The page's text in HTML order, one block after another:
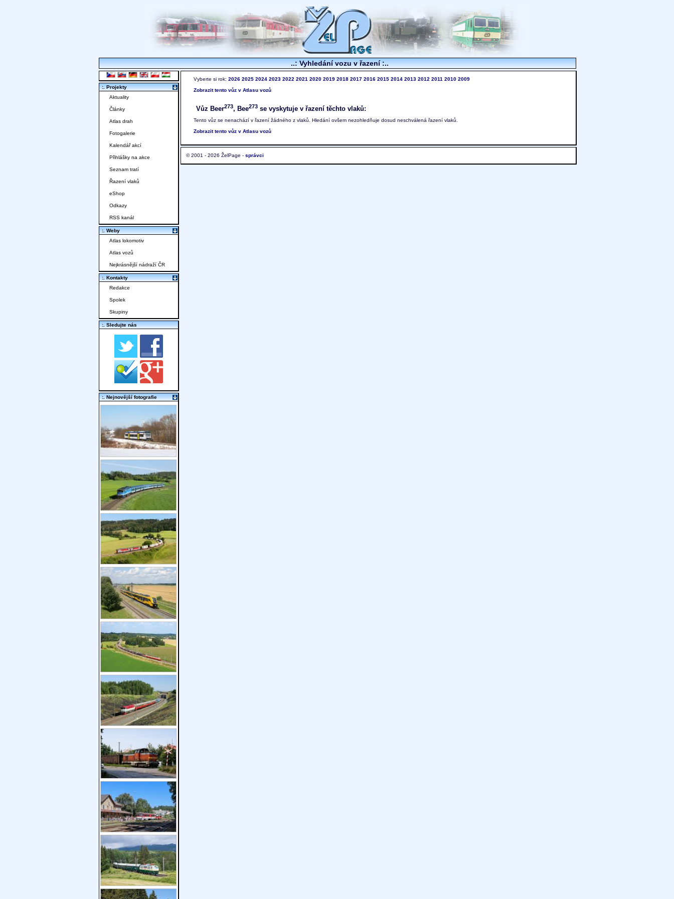
..: Vyhledání vozu v řazení :..
Vyberte si rok: 2026 2025 2024 2023 2022 2021 2020 2019 2018 2017 2016 2015 2014 2013 2012 2011 2010 2009
Zobrazit tento vůz v Atlasu vozů
Vůz Beer273, Bee273 se vyskytuje v řazení těchto vlaků:
Tento vůz se nenachází v řazení žádného z vlaků. Hledání ovšem nezohledňuje dosud neschválená řazení vlaků.
Zobrazit tento vůz v Atlasu vozů
© 2001 - 2026 ŽelPage - správci
:. Projekty
Aktuality
Články
Atlas drah
Fotogalerie
Kalendář akcí
Přihlášky na akce
Seznam tratí
Řazení vlaků
eShop
Odkazy
RSS kanál
:. Weby
Atlas lokomotiv
Atlas vozů
Nejkrásnější nádraží ČR
:. Kontakty
Redakce
Spolek
Skupiny
:. Sledujte nás
:. Nejnovější fotografie